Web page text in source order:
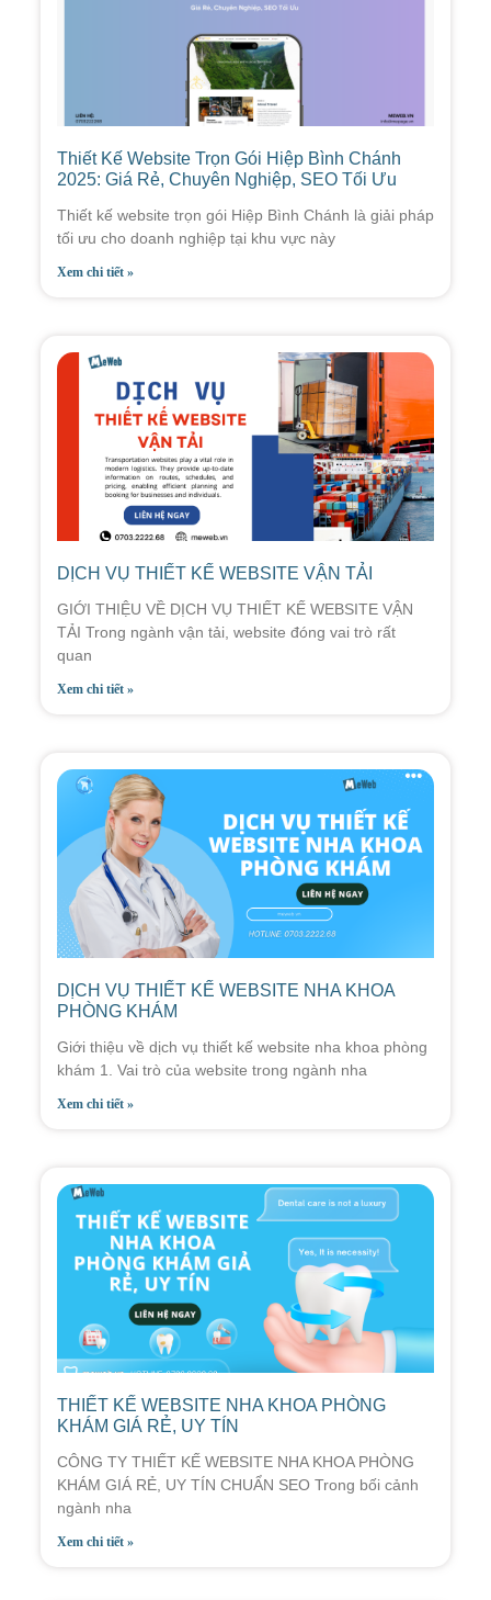
Thiết Kế Website Trọn Gói Hiệp Bình Chánh
2025: Giá Rẻ, Chuyên Nghiệp, SEO Tối Ưu
Thiết kế website trọn gói Hiệp Bình Chánh là giải pháp
tối ưu cho doanh nghiệp tại khu vực này
Xem chi tiết »
DỊCH VỤ THIẾT KẾ WEBSITE VẬN TẢI
GIỚI THIỆU VỀ DỊCH VỤ THIẾT KẾ WEBSITE VẬN
TẢI Trong ngành vận tải, website đóng vai trò rất
quan
Xem chi tiết »
DỊCH VỤ THIẾT KẾ WEBSITE NHA KHOA
PHÒNG KHÁM
Giới thiệu về dịch vụ thiết kế website nha khoa phòng
khám 1. Vai trò của website trong ngành nha
Xem chi tiết »
THIẾT KẾ WEBSITE NHA KHOA PHÒNG
KHÁM GIÁ RẺ, UY TÍN
CÔNG TY THIẾT KẾ WEBSITE NHA KHOA PHÒNG
KHÁM GIÁ RẺ, UY TÍN CHUẨN SEO Trong bối cảnh
ngành nha
Xem chi tiết »